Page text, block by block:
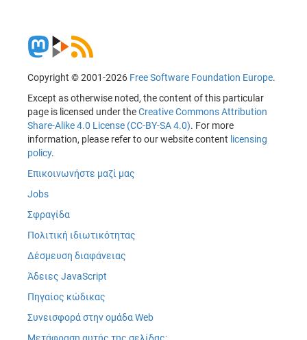
Copyright © 2001-2026 Free Software Foundation Europe.
Except as otherwise noted, the content of this particular
page is licensed under theCreative Commons Attribution
Share-Alike 4.0 License (CC-BY-SA 4.0). For more
information, please refer to our website content licensing
policy.
Επικοινωνήστε μαζί μας
Jobs
Σφραγίδα
Πολιτική ιδιωτικότητας
Δέσμευση διαφάνειας
Άδειες JavaScript
Πηγαίος κώδικας
Συνεισφορά στην ομάδα Web